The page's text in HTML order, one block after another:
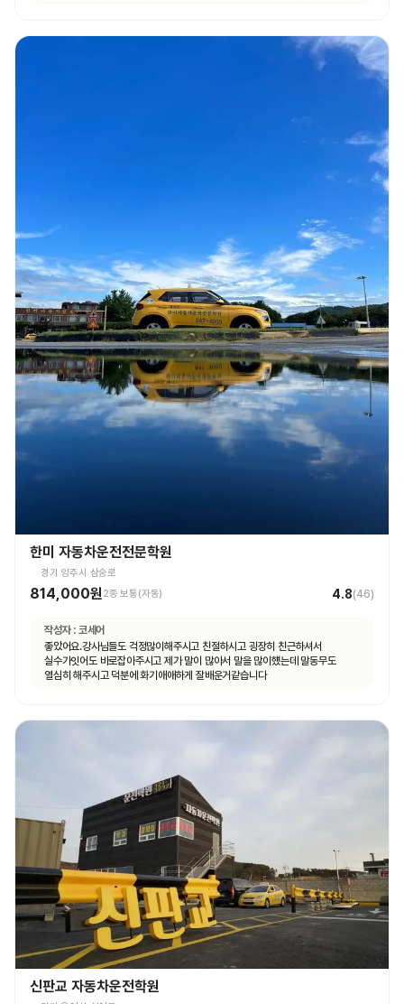
한미 자동차운전전문학원
경기 양주시 삼숭로
814,000원 2종 보통(자동) 4.8(46)
작성자 : 코세어
좋았어요.강사님들도 걱정많이해주시고 친절하시고 굉장히 친근하셔서
실수가잇어도 바로잡아주시고 제가 말이 많아서 말을 많이헀는데 말동무도
열심히 해주시고 덕분에 화기애애하게 잘배운거같습니다
신판교 자동차운전학원